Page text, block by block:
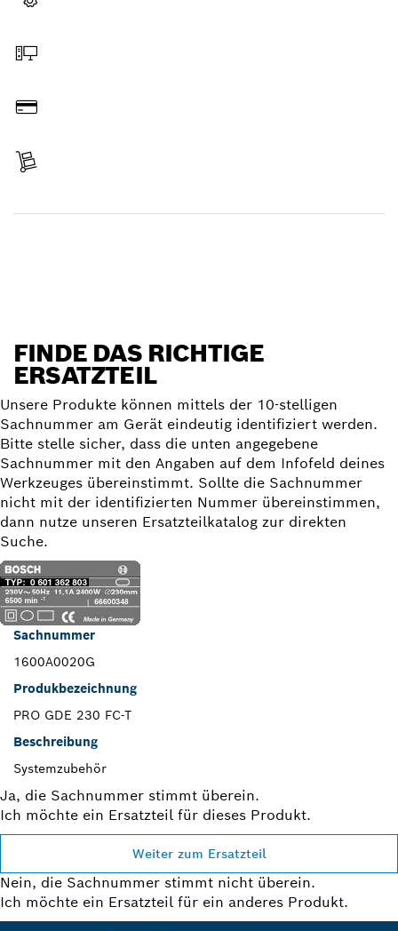
FINDE DAS RICHTIGE
ERSATZTEIL
Unsere Produkte können mittels der 10-stelligen
Sachnummer am Gerät eindeutig identifiziert werden.
Bitte stelle sicher, dass die unten angegebene
Sachnummer mit den Angaben auf dem Infofeld deines
Werkzeuges übereinstimmt. Sollte die Sachnummer
nicht mit der identifizierten Nummer übereinstimmen,
dann nutze unseren Ersatzteilkatalog zur direkten
Suche.
Sachnummer
1600A0020G
Produkbezeichnung
PRO GDE 230 FC-T
Beschreibung
Systemzubehör
Ja, die Sachnummer stimmt überein.
Ich möchte ein Ersatzteil für dieses Produkt.
Weiter zum Ersatzteil
Nein, die Sachnummer stimmt nicht überein.
Ich möchte ein Ersatzteil für ein anderes Produkt.